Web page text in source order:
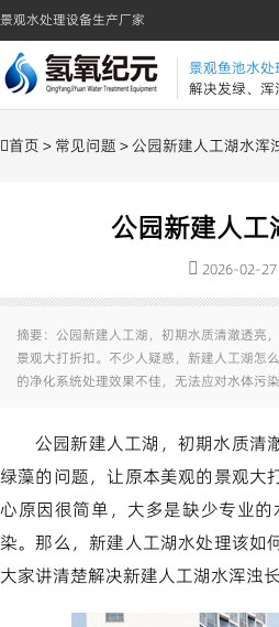
景观水处理设备生产厂家
景观鱼池水
解决发绿、
首页 > 常见问题 > 公园新建人工湖水浑
公园新建人
2026-02-
摘要：公园新建人工湖，初期水质清澈透亮
景观大打折扣。不少人疑惑，新建人工湖怎
的净化系统处理效果不佳，无法应对水体
公园新建人工湖，初期水质清
绿藻的问题，让原本美观的景观大
心原因很简单，大多是缺少专业
染。那么，新建人工湖水处理该如
大家讲清楚解决新建人工湖水浑浊